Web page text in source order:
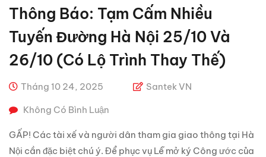
Thông Báo: Tạm Cấm Nhiều
Tuyến Đường Hà Nội 25/10 Và
26/10 (Có Lộ Trình Thay Thế)
Tháng 10 24, 2025 Santek VN
Không Có Bình Luận
GẤP! Các tài xế và người dân tham gia giao thông tại Hà
Nội cần đặc biệt chú ý. Để phục vụ Lễ mở ký Công ước của